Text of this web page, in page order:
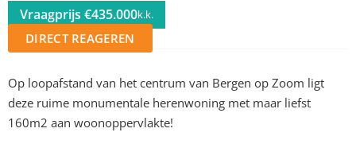
Vraagprijs €435.000k.k.
DIRECT REAGEREN
Op loopafstand van het centrum van Bergen op Zoom ligt
deze ruime monumentale herenwoning met maar liefst
160m2 aan woonoppervlakte!